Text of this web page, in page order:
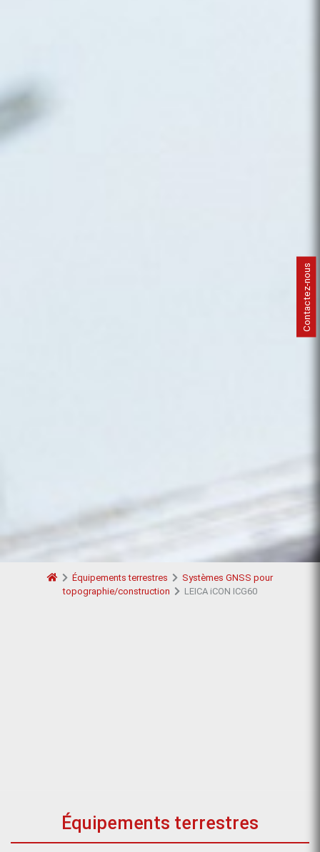
Équipements terrestres
Systèmes GNSS pour
topographie/construction
LEICA iCON ICG60
Équipements terrestres
Contactez-nous